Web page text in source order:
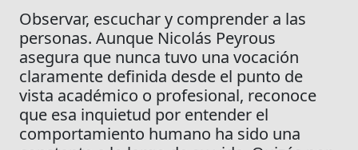
Observar, escuchar y comprender a las
personas. Aunque Nicolás Peyrous
asegura que nunca tuvo una vocación
claramente definida desde el punto de
vista académico o profesional, reconoce
que esa inquietud por entender el
comportamiento humano ha sido una